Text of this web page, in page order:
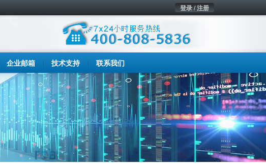
登录 / 注册
企业邮箱 技术支持 联系我们